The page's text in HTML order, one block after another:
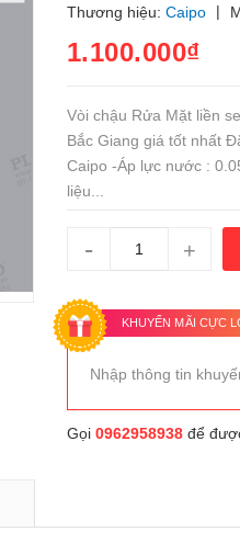
Thương hiệu: Caipo |
1.100.000₫
Vòi chậu Rửa Mặt liền
Bắc Giang giá tốt nhất
Caipo -Áp lực nước :
liệu...
- +
KHUYẾN MÃI CỰC
Nhập thông tin
Gọi 0962958938để